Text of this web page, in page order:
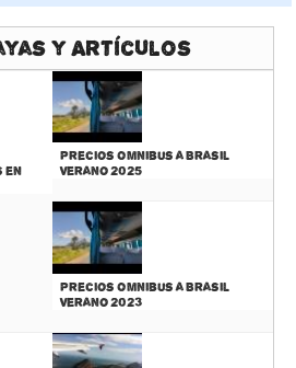
y Artículos
en
Precios Omnibus a Brasil
Verano 2025
Precios Omnibus a Brasil
Verano 2023